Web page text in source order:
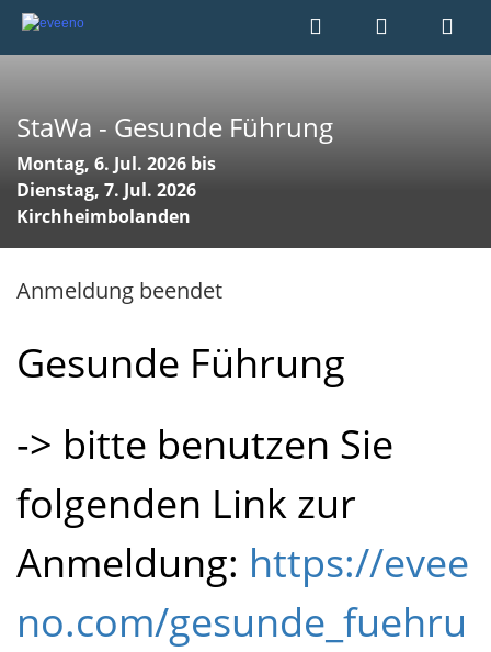
StaWa - Gesunde Führung
Montag, 6. Jul. 2026 bis
Dienstag, 7. Jul. 2026
Kirchheimbolanden
Anmeldung beendet
Gesunde Führung
-> bitte benutzen Sie
folgenden Link zur
Anmeldung: https://evee
no.com/gesunde_fuehru